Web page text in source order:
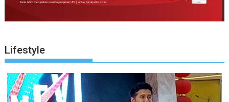
Lifestyle